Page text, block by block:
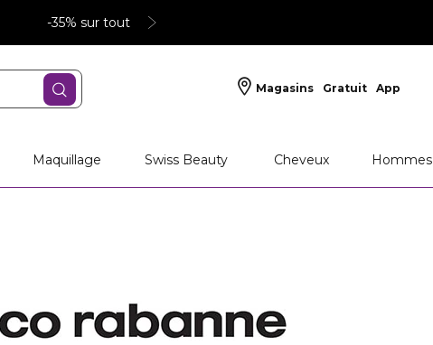
-35% sur tout
Magasins Gratuit App
Maquillage Swiss Beauty Cheveux Hommes